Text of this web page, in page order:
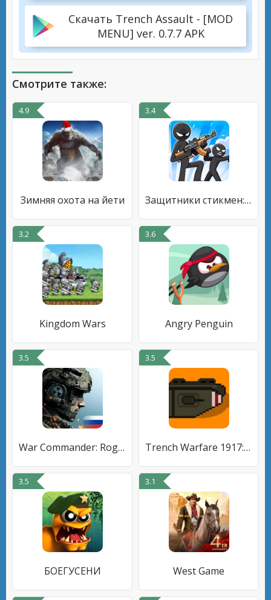
Скачать Trench Assault - [MOD
MENU] ver. 0.7.7 APK
Смотрите также:
4.9
Зимняя охота на йети
3.4
Защитники стикмен: герои войны
3.2
Kingdom Wars
3.6
Angry Penguin
3.5
War Commander: Rogue Assault
3.5
Trench Warfare 1917: WW1 RTS
3.5
БОЕГУСЕНИ
3.1
West Game